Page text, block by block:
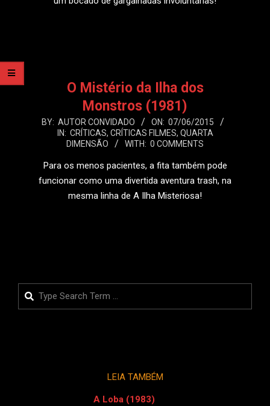
O Mistério da Ilha dos
Monstros (1981)
2015-
BY: AUTOR CONVIDADO ON: 07/06/2015
IN: CRÍTICAS, CRÍTICAS FILMES, QUARTA
DIMENSÃO
WITH: 0 COMMENTS
Para os menos pacientes, a fita também pode
funcionar como uma divertida aventura trash, na
mesma linha de A Ilha Misteriosa!
Search
LEIA TAMBÉM
A Loba (1983)